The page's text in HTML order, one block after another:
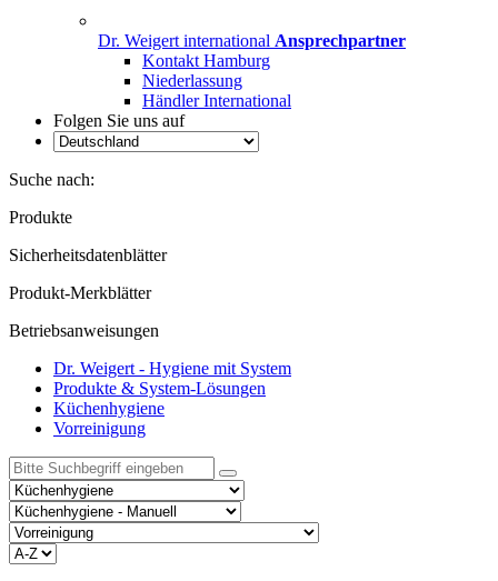
Dr. Weigert international Ansprechpartner
Kontakt Hamburg
Niederlassung
Händler International
Folgen Sie uns auf
Suche nach:
Produkte
Sicherheitsdatenblätter
Produkt-Merkblätter
Betriebsanweisungen
Dr. Weigert - Hygiene mit System
Produkte & System-Lösungen
Küchenhygiene
Vorreinigung